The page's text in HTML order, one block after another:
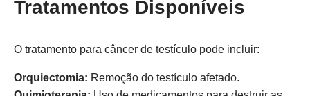
Tratamentos Disponíveis
O tratamento para câncer de testículo pode incluir:
Orquiectomia: Remoção do testículo afetado.